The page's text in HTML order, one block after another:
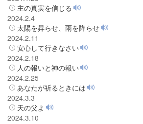
主の真実を信じる
2024.2.4
太陽を昇らせ、雨を降らせ
2024.2.11
安心して行きなさい
2024.2.18
人の報いと神の報い
2024.2.25
あなたが祈るときには
2024.3.3
天の父よ
2024.3.10